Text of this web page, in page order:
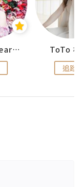
BeautySearch ToTo
追蹤